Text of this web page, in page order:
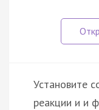
Установите
реакции и и